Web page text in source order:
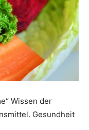
Wissen der
Gesundheit